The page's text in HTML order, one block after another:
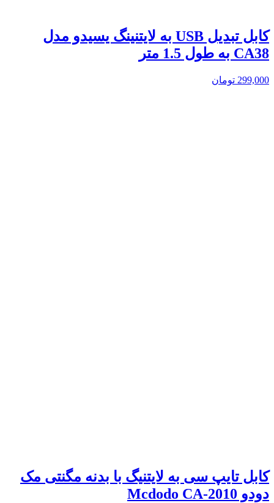
کابل تبدیل USB به لایتنینگ یسیدو مدل
CA38 به طول 1.5 متر
299,000 تومان
کابل تایپ سی به لایتنیگ با بدنه مگنتی مک
دودو Mcdodo CA-2010